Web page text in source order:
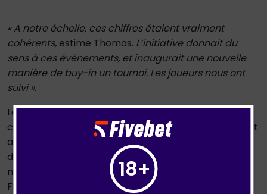
« A notre échelle, ces chiffres étaient vraiment
cohérents, estime Thomas. L’initiative donnait du
sens à ces évènements, et inaugurait une nouvelle
manière de buy-in un tournoi. Les joueurs nous ont
suivi ».
Le contrat d’exclusivité signé entreOne Dropet le
circuit World Poker Tour entraine la fin du partenariat
avec Accepted Action. L’occasion pour l’entreprise
d’ouvrir la porte à de nouvelles initiatives, et
notamment EndOmind, qui fait la rencontre de
Fivebet au Casino Grand Cercle d’Aix-les-Bains.
18+